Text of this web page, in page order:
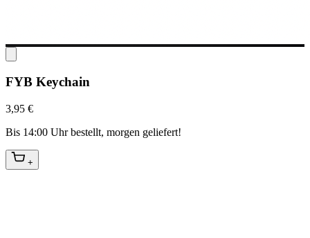
FYB Keychain
3,95 €
Bis 14:00 Uhr bestellt, morgen geliefert!
+